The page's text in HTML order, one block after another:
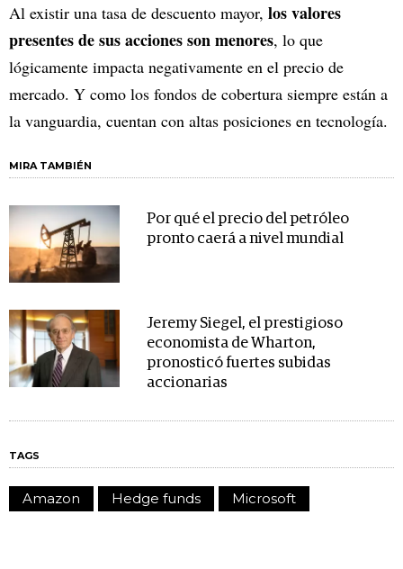
Al existir una tasa de descuento mayor, los valores
presentes de sus acciones son menores, lo que
lógicamente impacta negativamente en el precio de
mercado. Y como los fondos de cobertura siempre están a
la vanguardia, cuentan con altas posiciones en tecnología.
MIRA TAMBIÉN
Por qué el precio del petróleo
pronto caerá a nivel mundial
Jeremy Siegel, el prestigioso
economista de Wharton,
pronosticó fuertes subidas
accionarias
TAGS
Amazon Hedge funds Microsoft